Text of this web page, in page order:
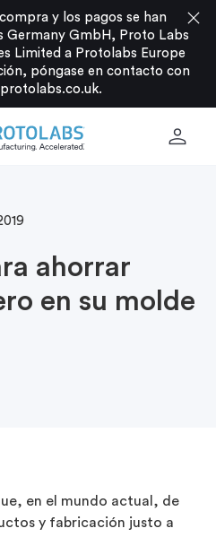
y los pagos se han
Germany GmbH, Proto Labs
Limited a Protolabs Europe
póngase en contacto con
.
close
person
ahorrar
en su molde
en el mundo actual, de
y fabricación justo a